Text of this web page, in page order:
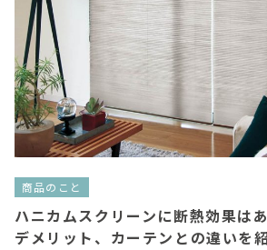
商品のこと
ハニカムスクリーンに断熱効果は
デメリット、カーテンとの違いを